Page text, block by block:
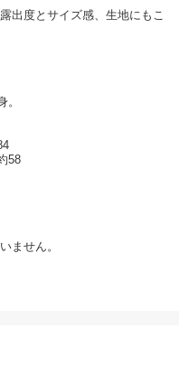
出度とサイズ感、生地にもこ
58
ません。